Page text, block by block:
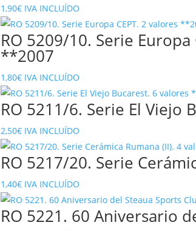
1,90€ IVA INCLUÍDO
RO 5209/10. Serie
**2007
1,80€ IVA INCLUÍDO
RO 5211/6. Serie El Viejo
2,50€ IVA INCLUÍDO
RO 5217/20. Serie
1,40€ IVA INCLUÍDO
RO 5221. 60 Aniversario